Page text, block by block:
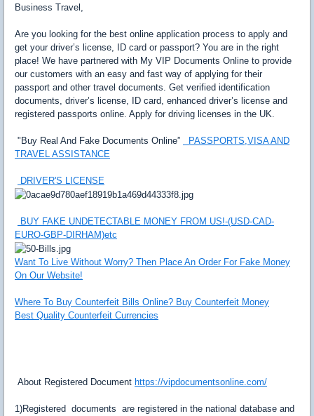
Business Travel,
Are you looking for the best online application process to apply and
get your driver’s license, ID card or passport? You are in the right
place! We have partnered with My VIP Documents Online to provide
our customers with an easy and fast way of applying for their
passport and other travel documents. Get verified identification
documents, driver’s license, ID card, enhanced driver’s license and
registered passports online. Apply for driving licenses in the UK.
"Buy Real And Fake Documents Online”
PASSPORTS,VISA AND
TRAVEL ASSISTANCE
DRIVER'S LICENSE
BUY FAKE UNDETECTABLE MONEY FROM US!-(USD-CAD-
EURO-GBP-DIRHAM)etc
Want To Live Without Worry? Then Place An Order For Fake Money
On Our Website!
Where To Buy Counterfeit Bills Online? Buy Counterfeit Money
Best Quality Counterfeit Currencies
About Registered Document https://vipdocumentsonline.com/
1)Registered documents are registered in the national database and